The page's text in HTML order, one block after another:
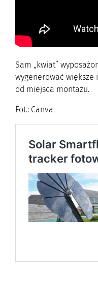
Sam „kwiat”
wygenerować większe
od miejsca montażu.
Fot.: Canva